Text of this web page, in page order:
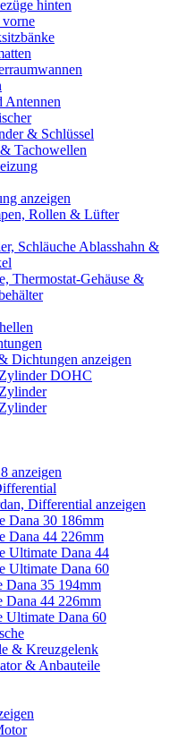
hinten
vorne
Antennen
& Schlüssel
Tachowellen
anzeigen
Rollen & Lüfter
Schläuche Ablasshahn &
Thermostat-Gehäuse &
Dichtungen anzeigen
DOHC
anzeigen
Differential anzeigen
Dana 30 186mm
Dana 44 226mm
Ultimate Dana 44
Ultimate Dana 60
Dana 35 194mm
Dana 44 226mm
Ultimate Dana 60
& Kreuzgelenk
& Anbauteile